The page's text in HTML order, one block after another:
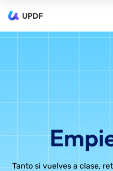
UPDF
Tanto si vuelves a clase,